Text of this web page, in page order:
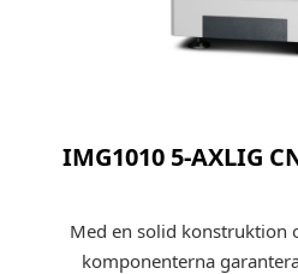
IMG1010 5-AXLIG
Med en solid konstruktion
komponenterna